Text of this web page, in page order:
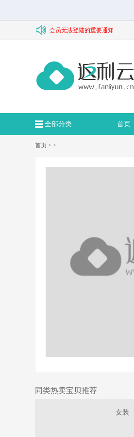
会员无法登陆的重要通知
全部分类 首页
首页 > >
同类热卖宝贝推荐
女装